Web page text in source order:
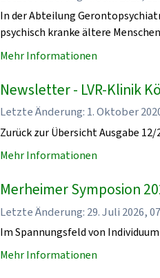
In der Abteilung
psychisch kranke ältere
Mehr Informationen
Newsletter - LVR-Klinik
Letzte Änderung: 1. Oktober
Zurück zur Übersicht Ausgabe 12/
Mehr Informationen
Merheimer Symposion
Letzte Änderung: 29. Juli 2026,
Im Spannungsfeld von
Mehr Informationen